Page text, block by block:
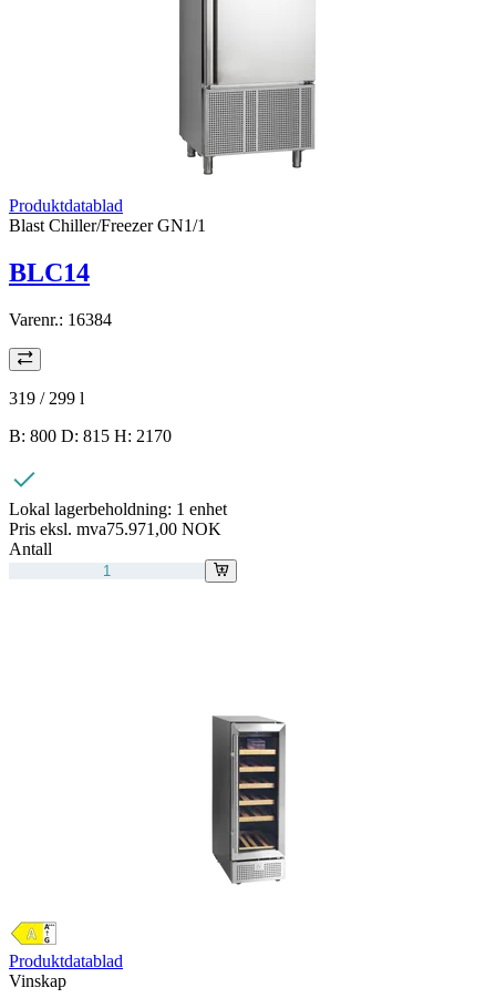
Produktdatablad
Blast Chiller/Freezer GN1/1
BLC14
Varenr.: 16384
319 / 299 l
B: 800 D: 815 H: 2170
Lokal lagerbeholdning: 1 enhet
Pris eksl. mva75.971,00 NOK
Antall
Produktdatablad
Vinskap